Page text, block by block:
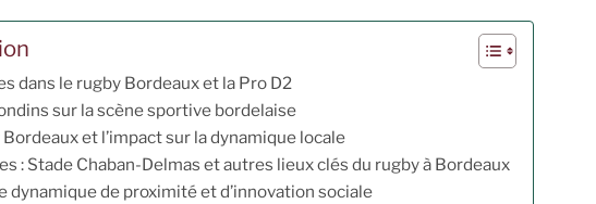
dans le rugby Bordeaux et la Pro D2
sur la scène sportive bordelaise
et l’impact sur la dynamique locale
: Stade Chaban-Delmas et autres lieux clés du rugby à Bordeaux
dynamique de proximité et d’innovation sociale